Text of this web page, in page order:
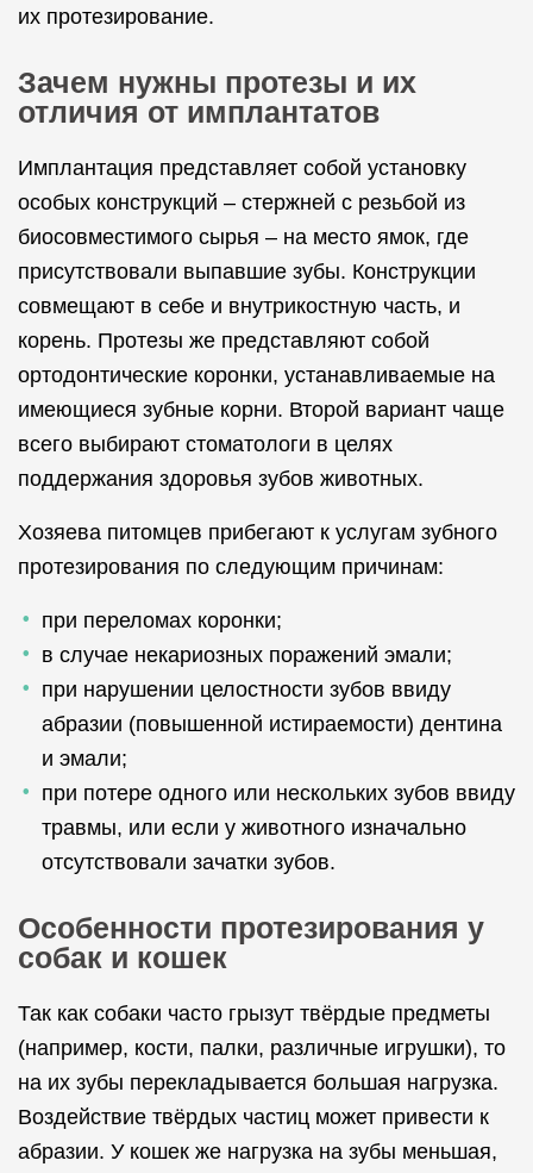
их протезирование.
Зачем нужны протезы и их
отличия от имплантатов
Имплантация представляет собой установку
особых конструкций – стержней с резьбой из
биосовместимого сырья – на место ямок, где
присутствовали выпавшие зубы. Конструкции
совмещают в себе и внутрикостную часть, и
корень. Протезы же представляют собой
ортодонтические коронки, устанавливаемые на
имеющиеся зубные корни. Второй вариант чаще
всего выбирают стоматологи в целях
поддержания здоровья зубов животных.
Хозяева питомцев прибегают к услугам зубного
протезирования по следующим причинам:
при переломах коронки;
в случае некариозных поражений эмали;
при нарушении целостности зубов ввиду
абразии (повышенной истираемости) дентина
и эмали;
при потере одного или нескольких зубов ввиду
травмы, или если у животного изначально
отсутствовали зачатки зубов.
Особенности протезирования у
собак и кошек
Так как собаки часто грызут твёрдые предметы
(например, кости, палки, различные игрушки), то
на их зубы перекладывается большая нагрузка.
Воздействие твёрдых частиц может привести к
абразии. У кошек же нагрузка на зубы меньшая,